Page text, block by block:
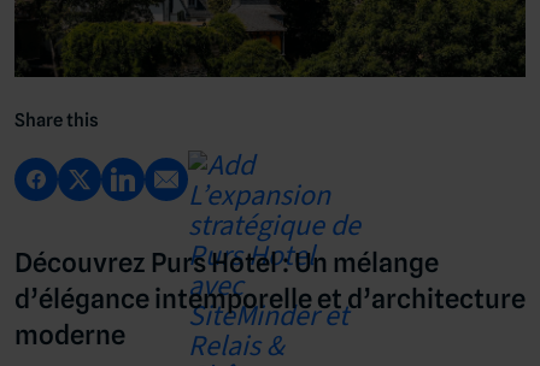
Share this
Découvrez Purs Hotel : Un mélange
d’élégance intemporelle et d’architecture
moderne